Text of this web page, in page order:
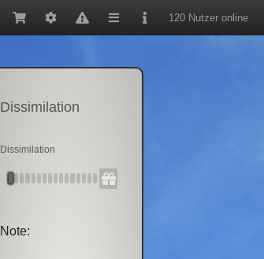
120 Nutzer online
Dissimilation
Dissimilation
Note: